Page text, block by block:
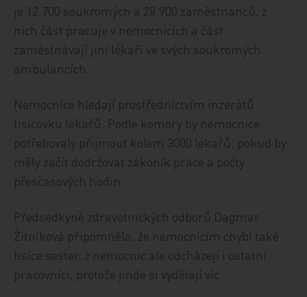
je 12.700 soukromých a 28.900 zaměstnanců, z
nich část pracuje v nemocnicích a část
zaměstnávají jiní lékaři ve svých soukromých
ambulancích.
Nemocnice hledají prostřednictvím inzerátů
tisícovku lékařů. Podle komory by nemocnice
potřebovaly přijmout kolem 3000 lékařů, pokud by
měly začít dodržovat zákoník práce a počty
přesčasových hodin.
Předsedkyně zdravotnických odborů Dagmar
Žitníková připomněla, že nemocnicím chybí také
tisíce sester, z nemocnic ale odcházejí i ostatní
pracovníci, protože jinde si vydělají víc.